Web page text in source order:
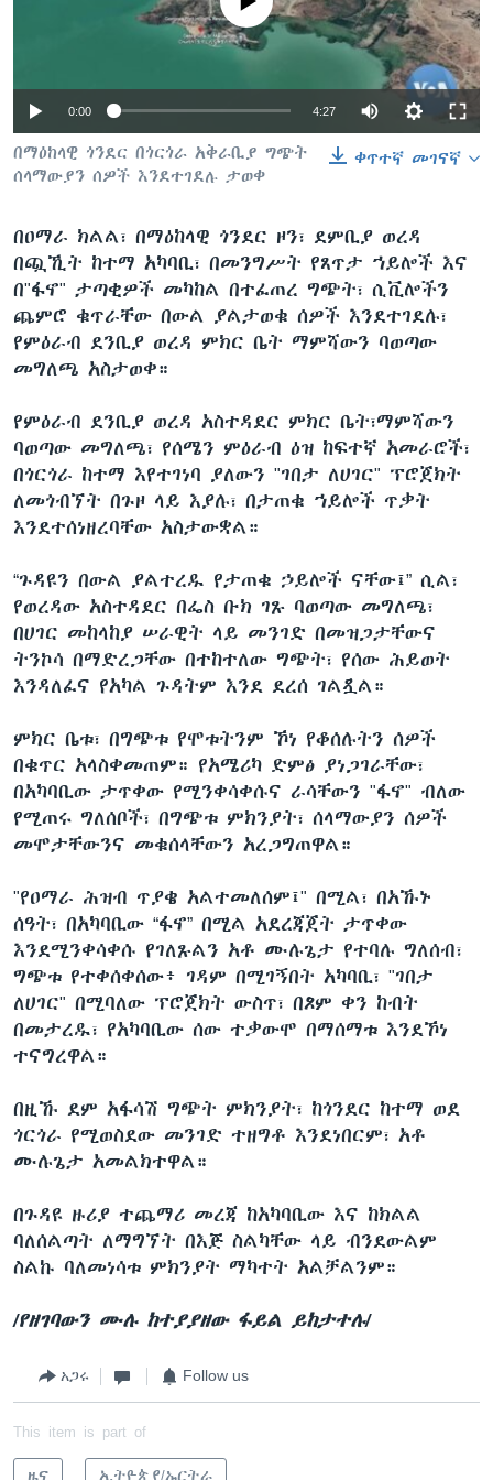
0:00 4:27
ቀጥተኛ መገናኛ
በማዕከላዊ ጎንደር በጎርጎራ አቅራቢያ ግጭት
ሰላማውያን ሰዎች እንደተገደሉ ታወቀ
በዐማራ ክልል፣ በማዕከላዊ ጎንደር ዞን፣ ደምቢያ ወረዳ
በጯኺት ከተማ አካባቢ፣ በመንግሥት የጸጥታ ኀይሎች እና
በ"ፋኖ" ታጣቂዎች መካከል በተፈጠረ ግጭት፣ ሲቪሎችን
ጨምሮ ቁጥራቸው በውል ያልታወቁ ሰዎች እንደተገደሉ፣
የምዕራብ ደንቢያ ወረዳ ምክር ቤት ማምሻውን ባወጣው
መግለጫ አስታወቀ።
የምዕራብ ደንቢያ ወረዳ አስተዳደር ምክር ቤት፣ማምሻውን
ባወጣው መግለጫ፣ የሰሜን ምዕራብ ዕዝ ከፍተኛ አመራሮች፣
በጎርጎራ ከተማ እየተገነባ ያለውን "ገበታ ለሀገር" ፕሮጀክት
ለመጎብኘት በጉዞ ላይ እያሉ፣ በታጠቁ ኀይሎች ጥቃት
እንደተሰነዘረባቸው አስታውቋል።
“ጉዳዩን በውል ያልተረዱ የታጠቁ ኃይሎች ናቸው፤” ሲል፣
የወረዳው አስተዳደር በፌስ ቡክ ገጹ ባወጣው መግለጫ፣
በሀገር መከላከያ ሠራዊት ላይ መንገድ በመዝጋታቸውና
ትንኮሳ በማድረጋቸው በተከተለው ግጭት፣ የሰው ሕይወት
እንዳለፈና የአካል ጉዳትም እንደ ደረሰ ገልጿል።
ምክር ቤቱ፣ በግጭቱ የሞቱትንም ኾነ የቆሰሉትን ሰዎች
በቁጥር አላስቀመጠም። የአሜሪካ ድምፅ ያነጋገራቸው፣
በአካባቢው ታጥቀው የሚንቀሳቀሱና ራሳቸውን "ፋኖ" ብለው
የሚጠሩ ግለሰቦች፣ በግጭቱ ምክንያት፣ ሰላማውያን ሰዎች
መሞታቸውንና መቁሰላቸውን አረጋግጠዋል።
"የዐማራ ሕዝብ ጥያቄ አልተመለሰም፤" በሚል፣ በአኹኑ
ሰዓት፣ በአካባቢው “ፋኖ” በሚል አደረጃጀት ታጥቀው
እንደሚንቀሳቀሱ የገለጹልን አቶ ሙሉጌታ የተባሉ ግለሰብ፣
ግጭቱ የተቀሰቀሰው፥ ገዳም በሚገኝበት አካባቢ፣ "ገበታ
ለሀገር" በሚባለው ፕሮጀክት ውስጥ፣ በጾም ቀን ከብት
በመታረዱ፣ የአካባቢው ሰው ተቃውሞ በማሰማቱ እንደኾነ
ተናግረዋል።
በዚኹ ደም አፋሳሽ ግጭት ምክንያት፣ ከጎንደር ከተማ ወደ
ጎርጎራ የሚወስደው መንገድ ተዘግቶ እንደነበርም፣ አቶ
ሙሉጌታ አመልክተዋል።
በጉዳዩ ዙሪያ ተጨማሪ መረጃ ከአካባቢው እና ከክልል
ባለሰልጣት ለማግኘት በእጅ ስልካቸው ላይ ብንደውልም
ስልኩ ባለመነሳቱ ምክንያት ማካተት አልቻልንም።
/የዘገባውን ሙሉ ከተያያዘው ፋይል ይከታተሉ/
አጋሩ Follow us
This item is part of
ዜና ኢትዮጵያ/ኤርትራ